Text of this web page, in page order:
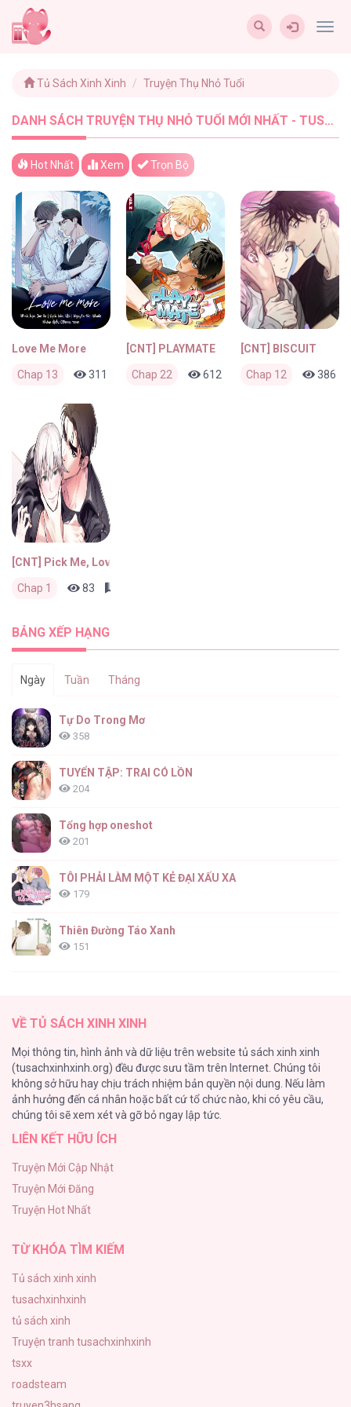
Tủ Sách Xinh Xinh Truyện Thụ Nhỏ Tuổi
DANH SÁCH TRUYỆN THỤ NHỎ TUỔI MỚI NHẤT - TUSACHXINHXINH (4)
Hot Nhất Xem Trọn Bộ
Love Me More
Chap 13 311 0 1 tuần trước
[CNT] PLAYMATE
Chap 22 612 0 1 tháng trước
[CNT] BISCUIT
Chap 12 386
[CNT] Pick Me, Love Me
Chap 1 83
BẢNG XẾP HẠNG
Ngày Tuần Tháng
Tự Do Trong Mơ
358
TUYỂN TẬP: TRAI CÓ LỒN
204
Tổng hợp oneshot
201
TÔI PHẢI LÀM MỘT KẺ ĐẠI XẤU XA
179
Thiên Đường Táo Xanh
151
140
Phạm Luật
123
Làm vị cứu tinh thật dễ dàng
|END| Định Tên Mối Quan Hệ
109
VỀ TỦ SÁCH XINH XINH
Mọi thông tin, hình ảnh và dữ liệu trên website tủ sách xinh xinh
(tusachxinhxinh.org) đều được sưu tầm trên Internet. Chúng tôi
không sở hữu hay chịu trách nhiệm bản quyền nội dung. Nếu làm
ảnh hưởng đến cá nhân hoặc bất cứ tổ chức nào, khi có yêu cầu,
chúng tôi sẽ xem xét và gỡ bỏ ngay lập tức.
LIÊN KẾT HỮU ÍCH
Truyện Mới Cập Nhật
Truyện Mới Đăng
Truyện Hot Nhất
TỪ KHÓA TÌM KIẾM
Tủ sách xinh xinh
tusachxinhxinh
tủ sách xinh
Truyện tranh tusachxinhxinh
tsxx
roadsteam